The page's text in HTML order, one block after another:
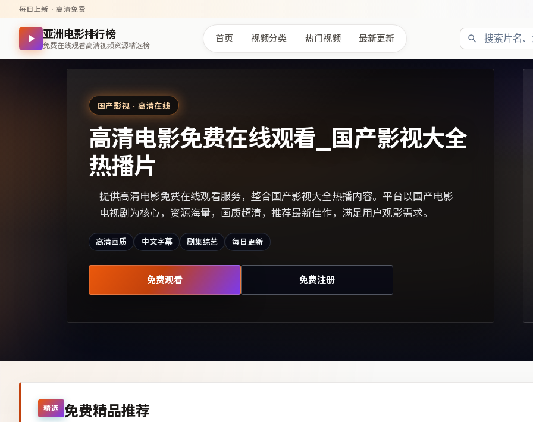
每日上新 · 高清免费
亚洲电影排行榜
免费在线观看高清视频资源精选榜
首页 视频分类 热门视频 最新更新
国产影视 · 高清在线
高清电影免费在线观看_国产影视大全
热播片
提供高清电影免费在线观看服务，整合国产影视大全热播内容。平台以国产电影
电视剧为核心，资源海量，画质超清，推荐最新佳作，满足用户观影需求。
高清画质 中文字幕 剧集综艺 每日更新
免费观看 免费注册
精选 免费精品推荐